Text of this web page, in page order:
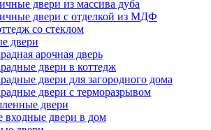
двери из массива дуба
двери с отделкой из МДФ
со стеклом
двери
арочная дверь
двери в коттедж
двери для загородного дома
двери с терморазрывом
двери
входные двери в дом